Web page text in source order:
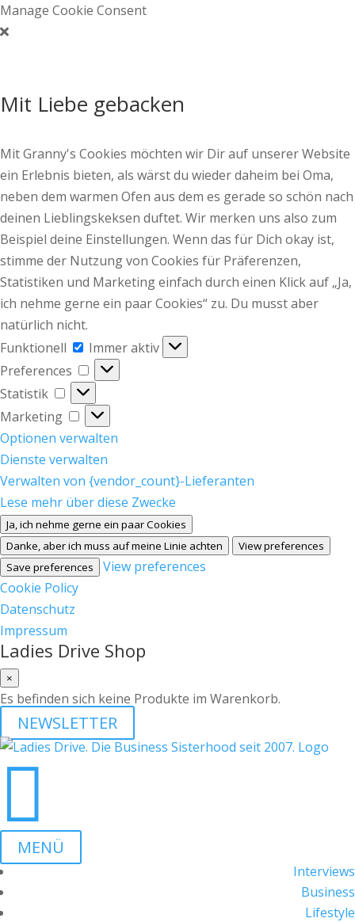
Manage Cookie Consent
Mit Liebe gebacken
Mit Granny's Cookies möchten wir Dir auf unserer Website
ein Erlebnis bieten, als wärst du wieder daheim bei Oma,
neben dem warmen Ofen aus dem es gerade so schön nach
deinen Lieblingskeksen duftet. Wir merken uns also zum
Beispiel deine Einstellungen. Wenn das für Dich okay ist,
stimme der Nutzung von Cookies für Präferenzen,
Statistiken und Marketing einfach durch einen Klick auf „Ja,
ich nehme gerne ein paar Cookies“ zu. Du musst aber
natürlich nicht.
Funktionell
Funktionell
Immer aktiv
Preferences
Preferences
Statistik
Statistik
Marketing
Marketing
Optionen verwalten
Dienste verwalten
Verwalten von {vendor_count}-Lieferanten
Lese mehr über diese Zwecke
Ja, ich nehme gerne ein paar Cookies
Danke, aber ich muss auf meine Linie achten
View preferences
Save preferences
View preferences
Cookie Policy
Datenschutz
Impressum
Ladies Drive Shop
×
Es befinden sich keine Produkte im Warenkorb.
NEWSLETTER

MENÜ
Interviews
Business
Lifestyle